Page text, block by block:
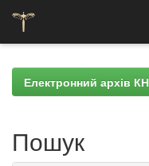
navigationЕлектронний архів
Пошук